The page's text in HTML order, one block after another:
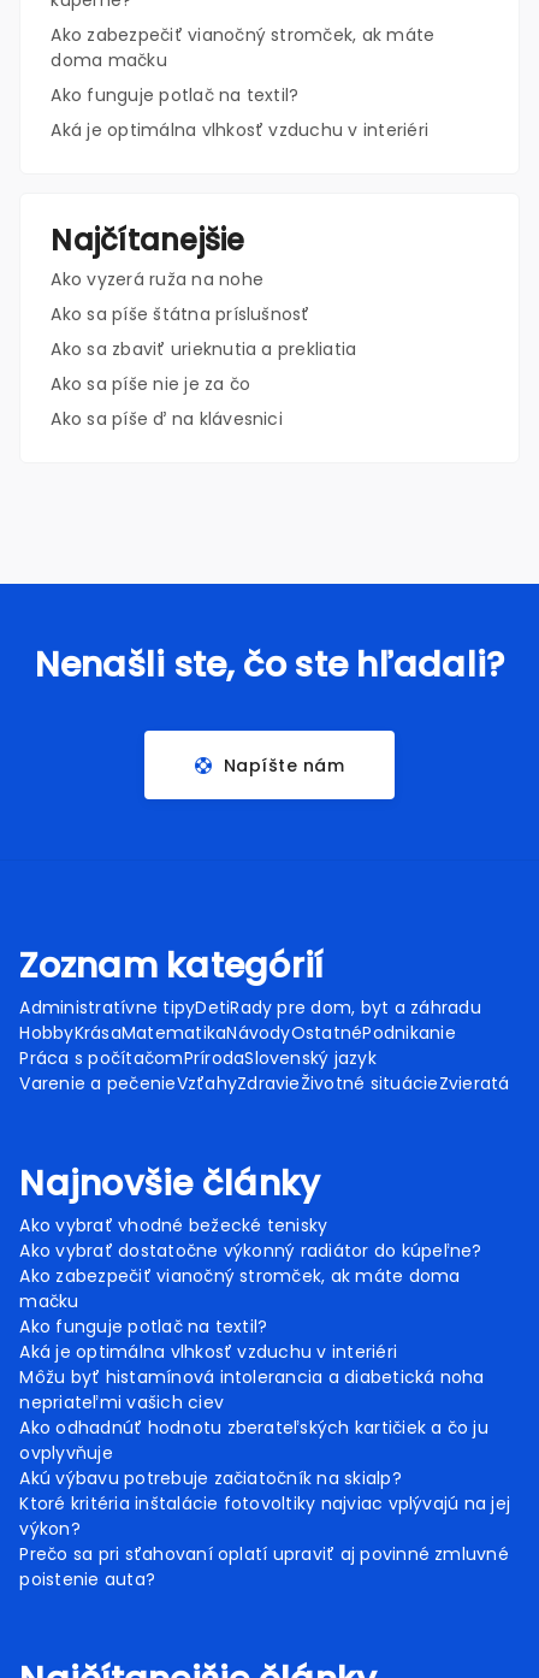
Ako zabezpečiť vianočný stromček, ak máte
doma mačku
Ako funguje potlač na textil?
Aká je optimálna vlhkosť vzduchu v interiéri
Najčítanejšie
Ako vyzerá ruža na nohe
Ako sa píše štátna príslušnosť
Ako sa zbaviť urieknutia a prekliatia
Ako sa píše nie je za čo
Ako sa píše ď na klávesnici
Nenašli ste, čo ste hľadali?
Napíšte nám
Zoznam kategórií
Administratívne tipyDetiRady pre dom, byt a záhradu
HobbyKrásaMatematikaNávodyOstatnéPodnikanie
Práca s počítačomPrírodaSlovenský jazyk
Varenie a pečenieVzťahyZdravieŽivotné situácieZvieratá
Najnovšie články
Ako vybrať vhodné bežecké tenisky
Ako vybrať dostatočne výkonný radiátor do kúpeľne?
Ako zabezpečiť vianočný stromček, ak máte doma
mačku
Ako funguje potlač na textil?
Aká je optimálna vlhkosť vzduchu v interiéri
Môžu byť histamínová intolerancia a diabetická noha
nepriateľmi vašich ciev
Ako odhadnúť hodnotu zberateľských kartičiek a čo ju
ovplyvňuje
Akú výbavu potrebuje začiatočník na skialp?
Ktoré kritéria inštalácie fotovoltiky najviac vplývajú na jej
výkon?
Prečo sa pri sťahovaní oplatí upraviť aj povinné zmluvné
poistenie auta?